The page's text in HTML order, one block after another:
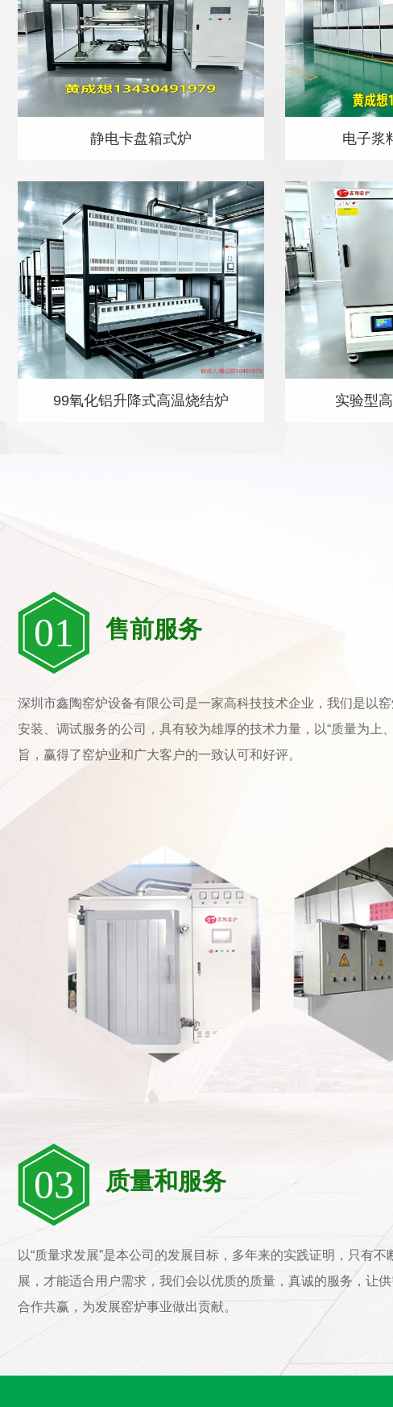
静电卡盘箱式炉 电子浆
99氧化铝升降式高温烧结炉 实验型
01 售前服务
深圳市鑫陶窑炉设备有限公司是一家高科技技术企业，我们是以
安装、调试服务的公司，具有较为雄厚的技术力量，以“质量为上
旨，赢得了窑炉业和广大客户的一致认可和好评。
03 质量和服务
以“质量求发展”是本公司的发展目标，多年来的实践证明，只有不
展，才能适合用户需求，我们会以优质的质量，真诚的服务，让供
合作共赢，为发展窑炉事业做出贡献。